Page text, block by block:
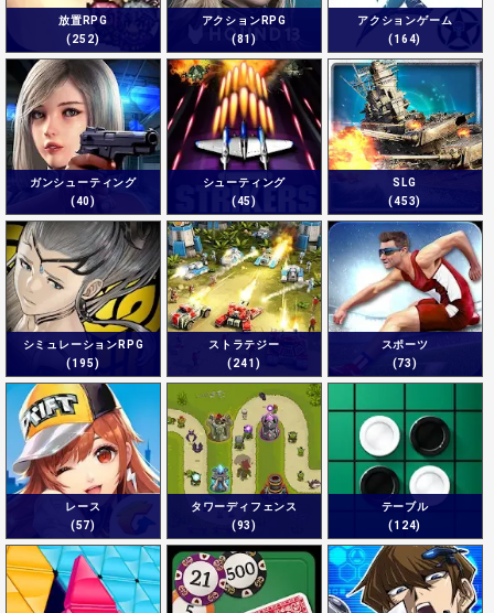
放置RPG
(252)
アクションRPG
(81)
アクションゲーム
(164)
ガンシューティング
(40)
シューティング
(45)
SLG
(453)
シミュレーションRPG
(195)
ストラテジー
(241)
スポーツ
(73)
レース
(57)
タワーディフェンス
(93)
テーブル
(124)